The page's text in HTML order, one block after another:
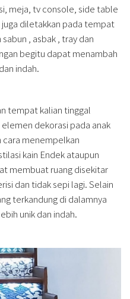
meja, tv console, side table
diletakkan pada tempat
, asbak , tray dan
begitu dapat menambah
indah.
tempat kalian tinggal
dekorasi pada anak
cara menempelkan
kain Endek ataupun
membuat ruang disekitar
dan tidak sepi lagi. Selain
terkandung di dalamnya
unik dan indah.